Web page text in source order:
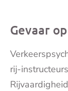
Gevaar
rij-